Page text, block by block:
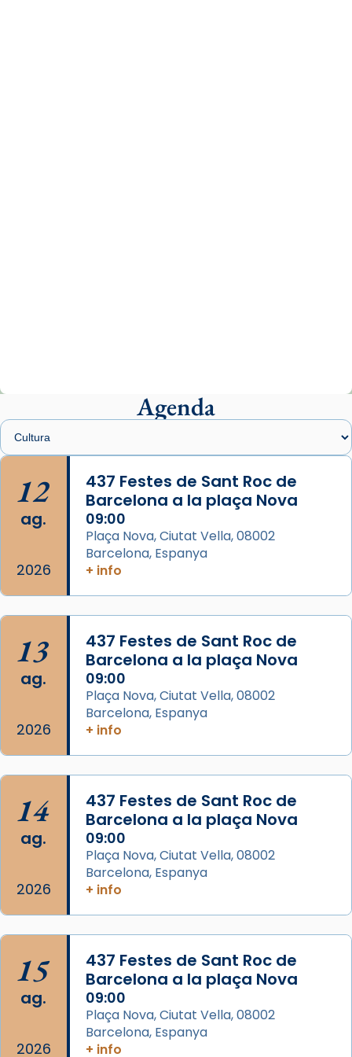
presidit aquest 27 de juliol la missa de Les
Santes de Mataró.
🔗
📸 J. Merino
Photo
View on Facebook · Share
Arquebisbat de Barcelona
2 weeks ago
Aquest dilluns, 27 de juliol, ha tingut lloc la
missa d’acció de gràcies en agraïment al
comitè organitzador de la visita apostòlica
del Sant Pare Lleó XIV a Barcelona, i als
col·laboradors, a la Catedral de Barcelona.
L’arquebisbe de Barcelona, el cardenal Joan
📸 Dr. G. Simón
Photo
View on Facebook · Share
Memòria de les santes Juliana i
Semproniana, verges i màrtirs.
Acompanyant la història de sant Cugat, a
partir de l’Edat Mitjana sorgeix la tradició
que les santes Juliana (“relatiu a Júlia”) i
Agenda
12
ag.
2026
437 Festes de Sant Roc de
Barcelona a la plaça Nova
09:00
Plaça Nova, Ciutat Vella, 08002
Barcelona, Espanya
+ info
13
ag.
2026
437 Festes de Sant Roc de
Barcelona a la plaça Nova
09:00
Plaça Nova, Ciutat Vella, 08002
Barcelona, Espanya
+ info
14
ag.
2026
437 Festes de Sant Roc de
Barcelona a la plaça Nova
09:00
Plaça Nova, Ciutat Vella, 08002
Barcelona, Espanya
+ info
15
ag.
2026
437 Festes de Sant Roc de
Barcelona a la plaça Nova
09:00
Plaça Nova, Ciutat Vella, 08002
Barcelona, Espanya
+ info